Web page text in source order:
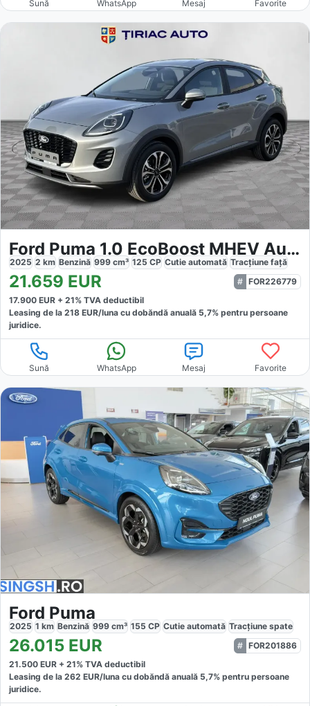
Sună WhatsApp Mesaj Favorite
Ford Puma 1.0 EcoBoost MHEV Aut. Titanium
2025 2 km Benzină 999 cm³ 125 CP Cutie automată Tracțiune față
21.659 EUR
FOR226779
17.900 EUR + 21% TVA deductibil
Leasing de la 218 EUR/luna cu dobăndă anuală 5,7% pentru persoane
juridice.
Sună WhatsApp Mesaj Favorite
Ford Puma
2025 1 km Benzină 999 cm³ 155 CP Cutie automată Tracțiune spate
26.015 EUR
FOR201886
21.500 EUR + 21% TVA deductibil
Leasing de la 262 EUR/luna cu dobăndă anuală 5,7% pentru persoane
juridice.